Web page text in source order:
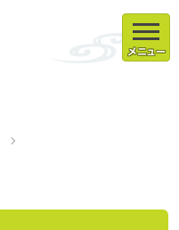
メニュー